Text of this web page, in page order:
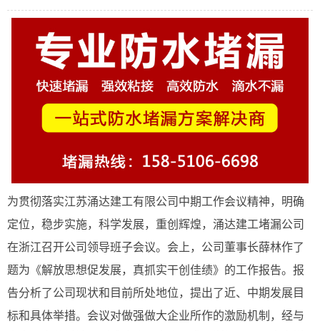
为贯彻落实江苏涌达建工有限公司中期工作会议精神，明确
定位，稳步实施，科学发展，重创辉煌，涌达建工堵漏公司
在浙江召开公司领导班子会议。会上，公司董事长薛林作了
题为《解放思想促发展，真抓实干创佳绩》的工作报告。报
告分析了公司现状和目前所处地位，提出了近、中期发展目
标和具体举措。会议对做强做大企业所作的激励机制，经与